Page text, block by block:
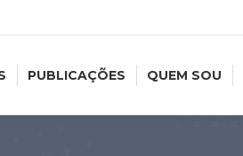
PUBLICAÇÕES QUEM SOU